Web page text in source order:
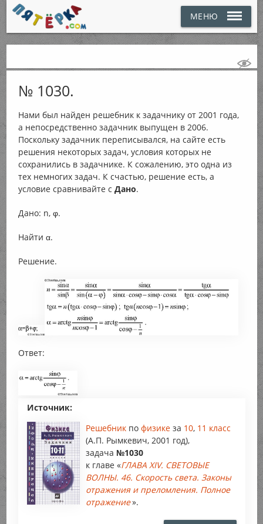
МЕНЮ
№ 1030.
Нами был найден решебник к задачнику от 2001 года,
а непосредственно задачник выпущен в 2006.
Поскольку задачник переписывался, на сайте есть
решения некоторых задач, условия которых не
сохранились в задачнике. К сожалению, это одна из
тех немногих задач. К счастью, решение есть, а
условие сравнивайте с Дано.
Дано: n, φ.
Найти α.
Решение.
Ответ:
Источник:
Решебник по физике за 10, 11 класс
(А.П. Рымкевич, 2001 год),
задача №1030
к главе «ГЛАВА XIV. СВЕТОВЫЕ
ВОЛНЫ. 46. Скорость света. Законы
отражения и преломления. Полное
отражение».